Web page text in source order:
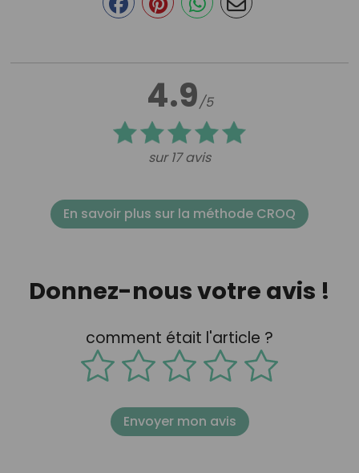
4.9/5
sur 17 avis
En savoir plus sur la méthode CROQ
Donnez-nous votre avis !
comment était l'article ?
Envoyer mon avis